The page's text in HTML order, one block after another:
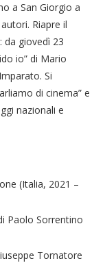
a San Giorgio a
Riapre il
da giovedì 23
io” di Mario
Si
di cinema” e
nazionali e
(Italia, 2021 –
Paolo Sorrentino
Tornatore